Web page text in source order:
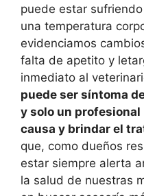
puede estar
una temperatura
evidenciamos
falta de apetito y
inmediato al
puede ser síntoma
y solo un
causa y brindar el
que, como dueños
estar siempre alerta
la salud de nuestras